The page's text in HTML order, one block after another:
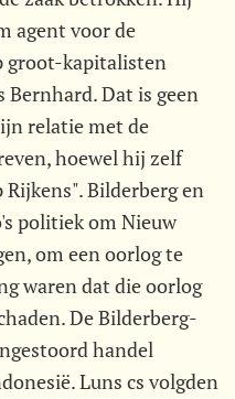
agent voor de
groot-kapitalisten
Dat is geen
relatie met de
hoewel hij zelf
Bilderberg en
politiek om Nieuw
om een oorlog te
waren dat die oorlog
De Bilderberg-
handel
Luns cs volgden